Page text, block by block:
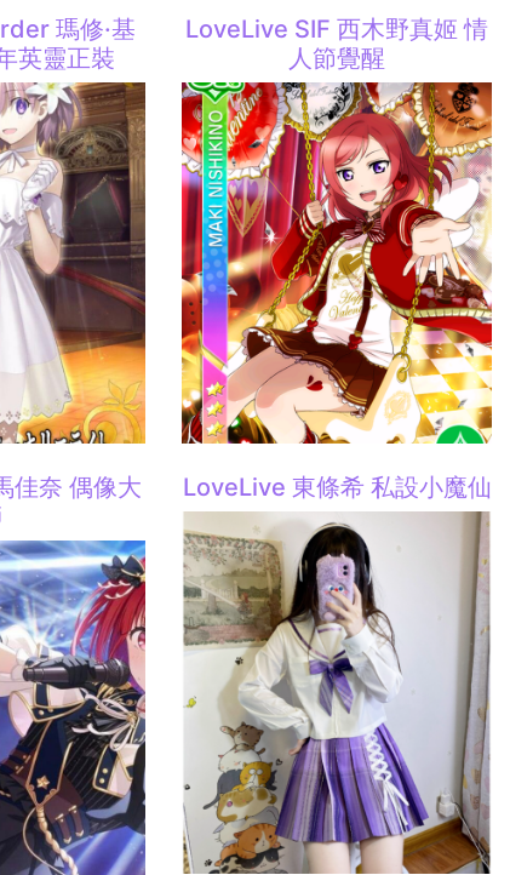
瑪修·基
英靈正裝
LoveLive SIF 西木野真姬 情
人節覺醒
佳奈 偶像大
LoveLive 東條希 私設小魔仙